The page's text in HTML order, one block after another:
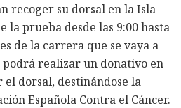
recoger su dorsal en la Isla
la prueba desde las 9:00 hasta
de la carrera que se vaya a
podrá realizar un donativo en
dorsal, destinándose la
Española Contra el Cáncer.